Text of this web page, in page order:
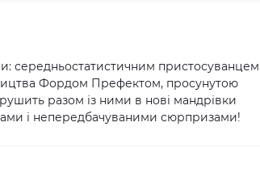
середньостатистичним пристосуванцем
Фордом Префектом, просунутою
разом із ними в нові мандрівки
і непередбачуваними сюрпризами!